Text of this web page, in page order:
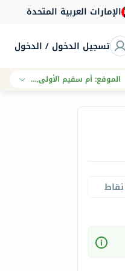
الإمارات العربية المتحدة
تسجيل الدخول / الدخول
الموقع:أم سقيم الأولى, دبي
نقاط